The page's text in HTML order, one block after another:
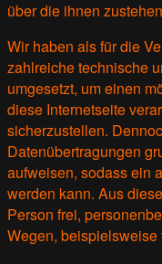
über die ihnen
Wir haben als für die
zahlreiche technische
umgesetzt, um einen
diese Internetseite
sicherzustellen.
Datenübertragungen
aufweisen, sodass ein
werden kann. Aus
Person frei,
Wegen,